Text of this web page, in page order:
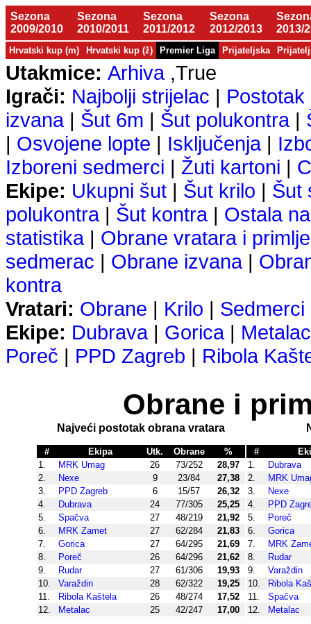
Sezona
2009/2010
Sezona
2010/2011
Sezona
2011/2012
Sezona
2012/2013
2013/
Hrvatski kup (m) Hrvatski kup (ž) Premier Liga Prijateljska
Utakmice: Arhiva,True
Igrači: Najbolji strijelac | Postotak
izvana| Šut 6m | Šut polukontra|
| Osvojene lopte | Isključenja|
Izboreni sedmerci | Žuti kartoni |
Ekipe: Ukupni šut | Šut krilo | Šut
polukontra| Šut kontra| Ostala
statistika| Obrane vratara i
sedmerac | Obrane izvana|
kontra
Vratari: Obrane | Krilo | Sedmerci
Ekipe: Dubrava| Gorica| Metalac
Poreč | PPD Zagreb | Ribola
Obrane i
Najveći postotak obrana vratara
# Ekipa Utk. Obrane
%
1.
MRK Umag 26 73/252
28,97
2.
Nexe 9 23/84
27,38
3.
PPD Zagreb 6 15/57
26,32
4.
Dubrava 24 77/305
25,25
5.
Spačva 27 48/219
21,92
6.
MRK Zamet 27 62/284
21,83
7.
Gorica 27 64/295
21,69
8.
Poreč 26 64/296
21,62
9.
Rudar 27 61/306
19,93
10.
Varaždin 28 62/322
19,25
11.
Ribola Kaštela 26 48/274
17,52
12.
Metalac 25 42/247 17,00
#
1.
Dubrava
2.
MRK
3.
Nexe
4.
PPD
5.
Poreč
6.
Gorica
7.
MRK
8.
Rudar
9.
Varaždin
10.
Ribola
11.
Spačva
12.
Metalac